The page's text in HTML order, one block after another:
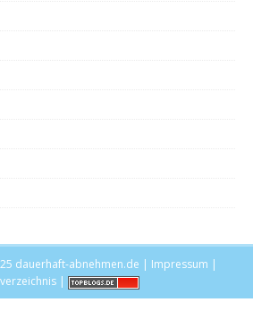
dauerhaft-abnehmen.de | Impressum |
|